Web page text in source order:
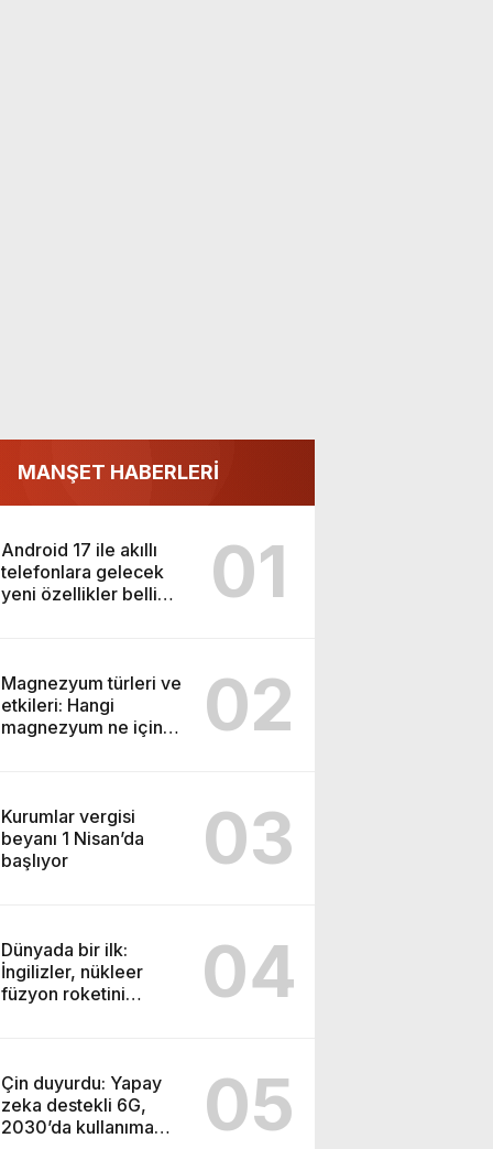
MANŞET HABERLERİ
Android 17 ile akıllı
telefonlara gelecek
yeni özellikler belli
01
Magnezyum türleri ve
etkileri: Hangi
magnezyum ne için
02
Kurumlar vergisi
beyanı 1 Nisan’da
başlıyor
03
Dünyada bir ilk:
İngilizler, nükleer
füzyon roketini
04
Çin duyurdu: Yapay
zeka destekli 6G,
2030’da kullanıma
05